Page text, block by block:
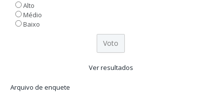
Alto
Médio
Baixo
Ver resultados
Arquivo de enquete